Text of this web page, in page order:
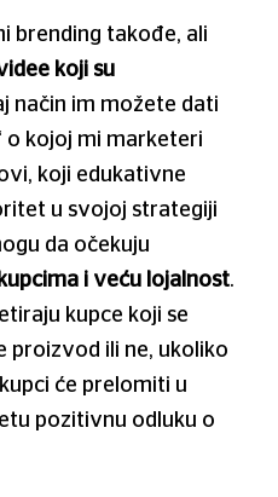
brending takođe, ali
koji su
način im možete dati
o kojoj mi marketeri
koji edukativne
u svojoj strategiji
da očekuju
i veću lojalnost.
kupce koji se
proizvod ili ne, ukoliko
će prelomiti u
pozitivnu odluku o